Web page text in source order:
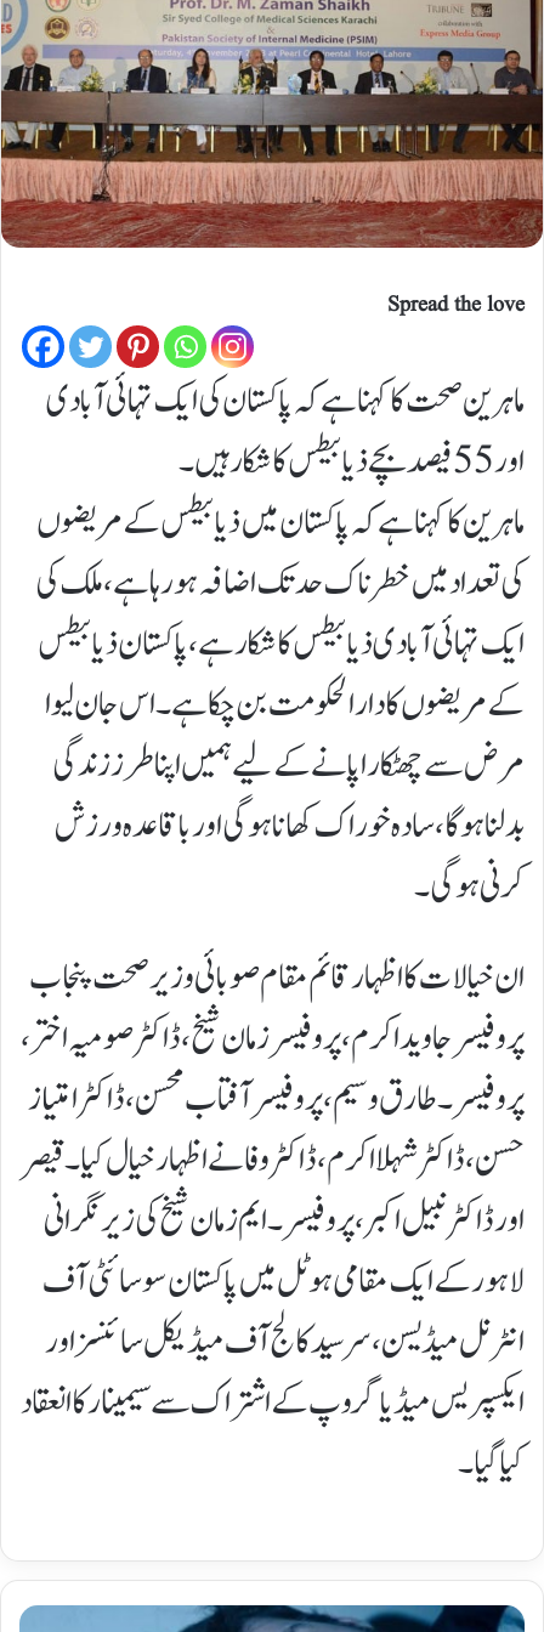
Spread the love
ماہرین صحت کا کہنا ہے کہ پاکستان کی ایک تہائی آبادی
اور 55 فیصد بچے ذیابیطس کا شکار ہیں۔
ماہرین کا کہنا ہے کہ پاکستان میں ذیابیطس کے مریضوں
کی تعداد میں خطرناک حد تک اضافہ ہو رہا ہے، ملک کی
ایک تہائی آبادی ذیابیطس کا شکار ہے، پاکستان ذیابیطس
کے مریضوں کا دارالحکومت بن چکا ہے۔ اس جان لیوا
مرض سے چھٹکارا پانے کے لیے ہمیں اپنا طرز زندگی
بدلنا ہو گا، سادہ خوراک کھانا ہو گی اور باقاعدہ ورزش
کرنی ہو گی۔
ان خیالات کا اظہار قائم مقام صوبائی وزیر صحت پنجاب
پروفیسر جاوید اکرم، پروفیسر زمان شیخ، ڈاکٹر صومیہ اختر،
پروفیسر۔ طارق وسیم، پروفیسر آفتاب محسن، ڈاکٹر امتیاز
حسن، ڈاکٹر شہلا اکرم، ڈاکٹر وفا نے اظہار خیال کیا۔ قیصر
اور ڈاکٹر نبیل اکبر، پروفیسر۔ ایم زمان شیخ کی زیر نگرانی
لاہور کے ایک مقامی ہوٹل میں پاکستان سوسائٹی آف
انٹرنل میڈیسن، سرسید کالج آف میڈیکل سائنسز اور
ایکسپریس میڈیا گروپ کے اشتراک سے سیمینار کا انعقاد
کیا گیا۔